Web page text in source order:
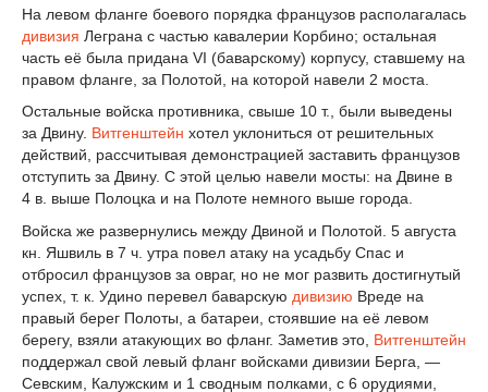
На левом фланге боевого порядка французов располагалась
дивизия Леграна с частью кавалерии Корбино; остальная
часть её была придана VI (баварскому) корпусу, ставшему на
правом фланге, за Полотой, на которой навели 2 моста.
Остальные войска противника, свыше 10 т., были выведены
за Двину. Витгенштейн хотел уклониться от решительных
действий, рассчитывая демонстрацией заставить французов
отступить за Двину. С этой целью навели мосты: на Двине в
4 в. выше Полоцка и на Полоте немного выше города.
Войска же развернулись между Двиной и Полотой. 5 августа
кн. Яшвиль в 7 ч. утра повел атаку на усадьбу Спас и
отбросил французов за овраг, но не мог развить достигнутый
успех, т. к. Удино перевел баварскую дивизию Вреде на
правый берег Полоты, а батареи, стоявшие на её левом
берегу, взяли атакующих во фланг. Заметив это, Витгенштейн
поддержал свой левый фланг войсками дивизии Берга, —
Севским, Калужским и 1 сводным полками, с 6 орудиями,